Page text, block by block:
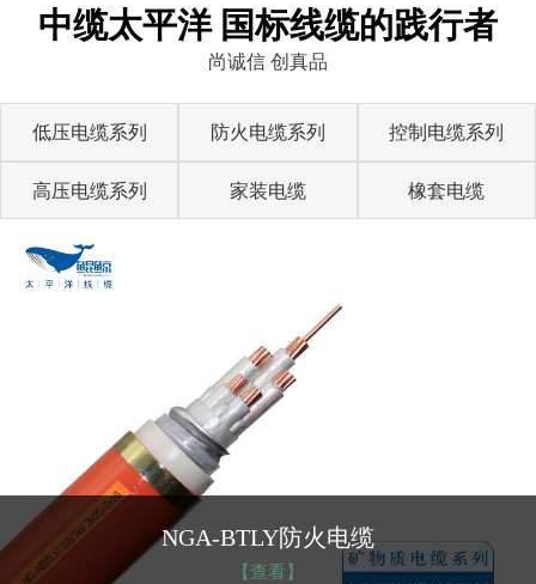
中缆太平洋 国标线缆的践行者
尚诚信 创真品
低压电缆系列 防火电缆系列 控制电缆系列
高压电缆系列 家装电缆 橡套电缆
NGA-BTLY防火电缆
【查看】